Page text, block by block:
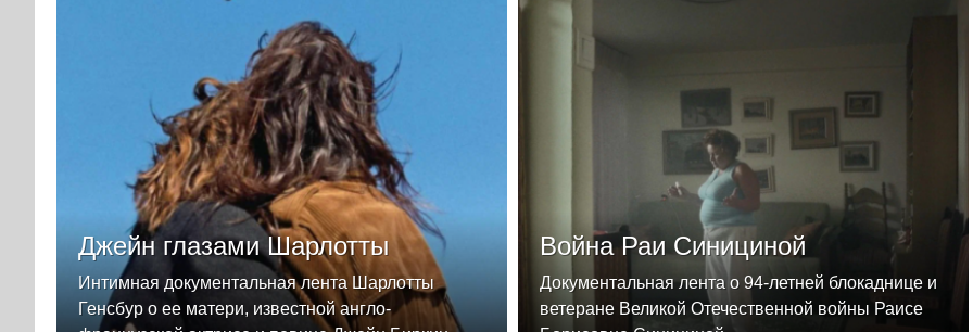
Джейн глазами Шарлотты
Интимная документальная лента Шарлотты
Генсбур о ее матери, известной англо-
Война Раи Синициной
Документальная лента о 94-летней блокаднице и
ветеране Великой Отечественной войны Раисе